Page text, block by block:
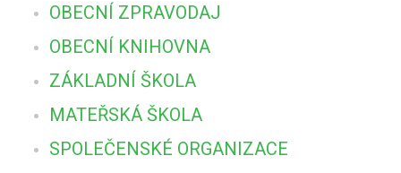
OBECNÍ ZPRAVODAJ
OBECNÍ KNIHOVNA
ZÁKLADNÍ ŠKOLA
MATEŘSKÁ ŠKOLA
SPOLEČENSKÉ ORGANIZACE